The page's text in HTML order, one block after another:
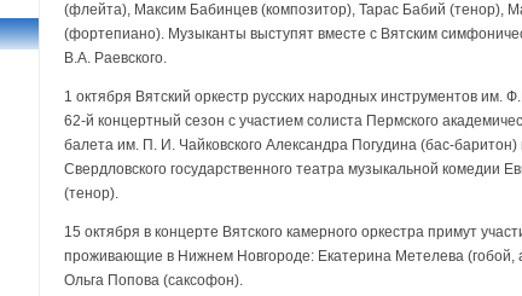
(флейта), Максим Бабинцев (композитор), Тарас Бабий (тенор),
(фортепиано). Музыканты выступят вместе с Вятским
В.А. Раевского.
1 октября Вятский оркестр русских народных инструментов им.
62-й концертный сезон с участием солиста Пермского
балета им. П. И. Чайковского Александра Погудина (бас-баритон)
Свердловского государственного театра музыкальной комедии
(тенор).
15 октября в концерте Вятского камерного оркестра примут
проживающие в Нижнем Новгороде: Екатерина Метелева (гобой,
Ольга Попова (саксофон).